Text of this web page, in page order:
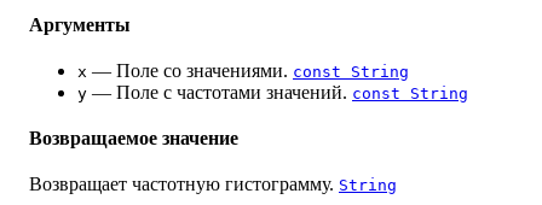
Аргументы
x — Поле со значениями. const String
y — Поле с частотами значений. const String
Возвращаемое значение
Возвращает частотную гистограмму. String